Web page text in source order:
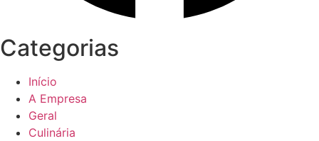
Categorias
Início
A Empresa
Geral
Culinária